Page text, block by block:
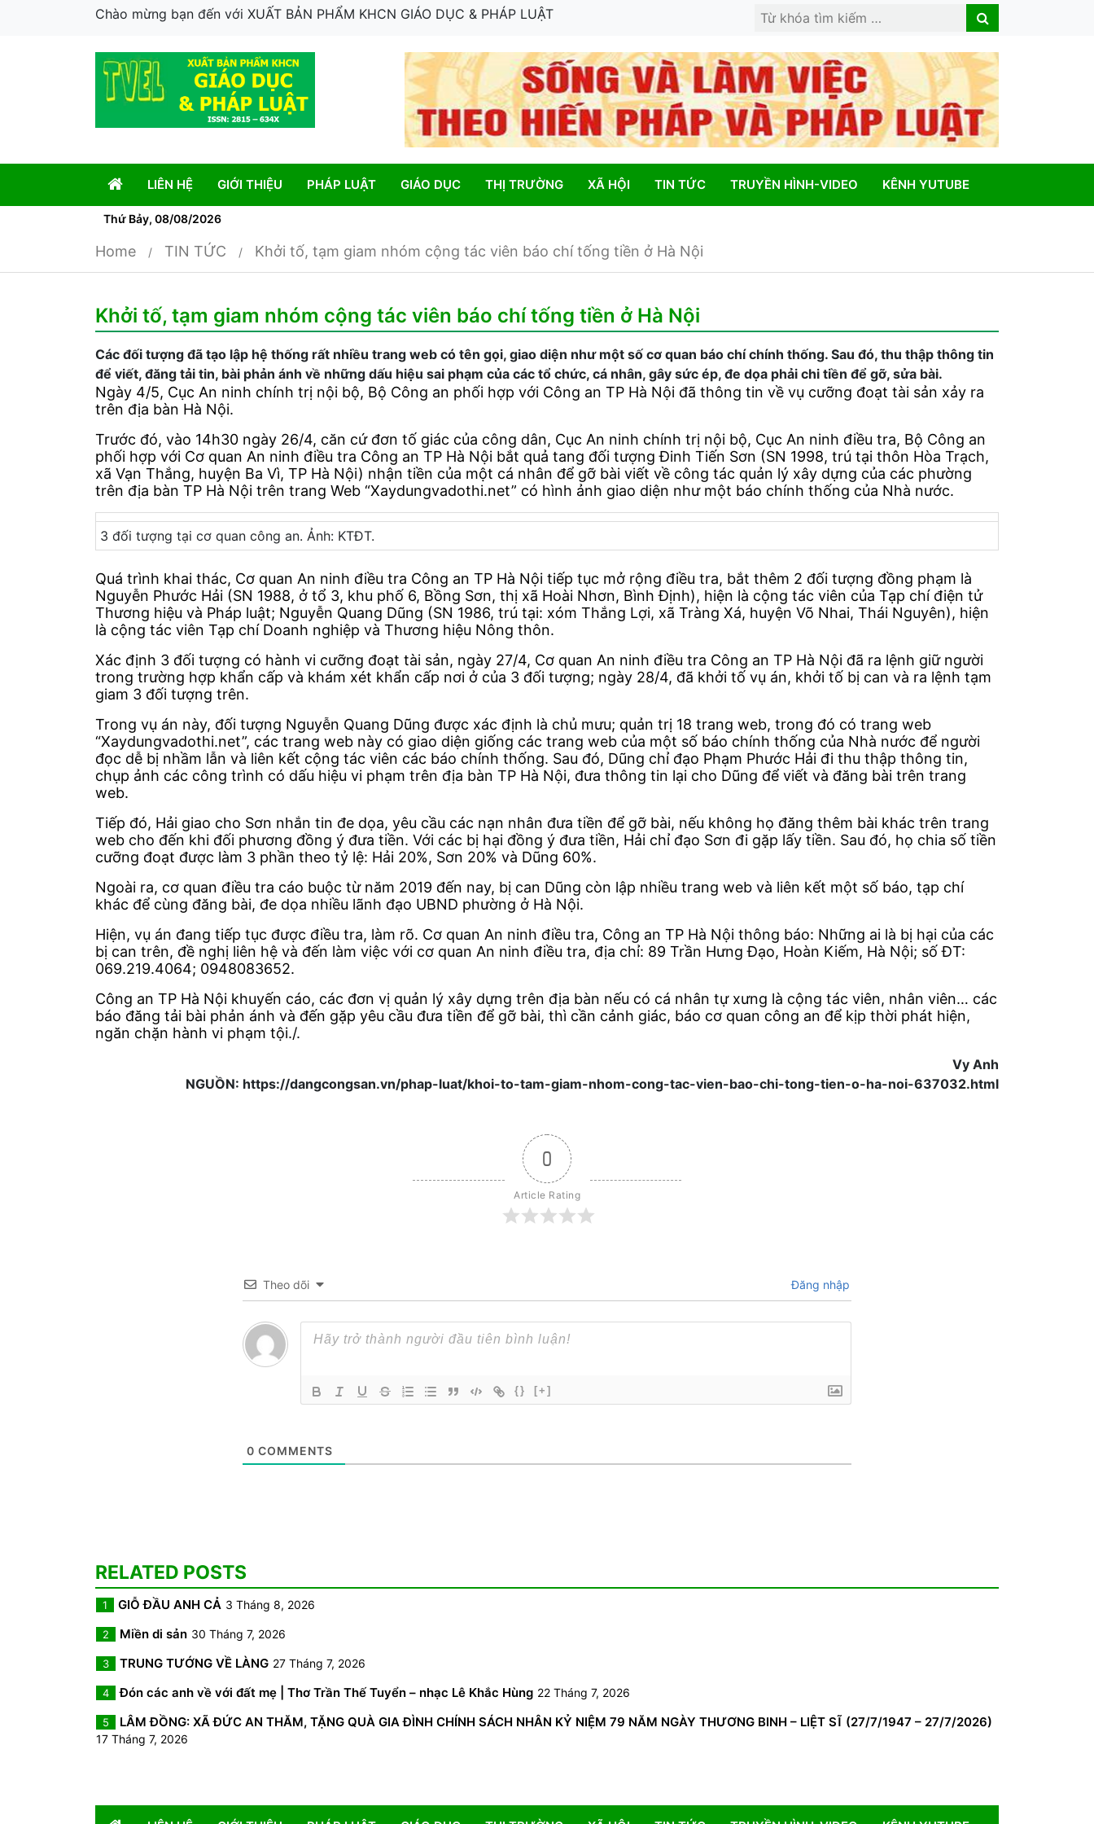
Chào mừng bạn đến với XUẤT BẢN PHẨM KHCN GIÁO DỤC & PHÁP LUẬT
Search
Search
LIÊN HỆ GIỚI THIỆU PHÁP LUẬT GIÁO DỤC THỊ TRƯỜNG XÃ HỘI TIN TỨC TRUYỀN HÌNH-VIDEO KÊNH YUTUBE
Thứ Bảy, 08/08/2026
Home TIN TỨC Khởi tố, tạm giam nhóm cộng tác viên báo chí tống tiền ở Hà Nội
Khởi tố, tạm giam nhóm cộng tác viên báo chí tống tiền ở Hà Nội
Các đối tượng đã tạo lập hệ thống rất nhiều trang web có tên gọi, giao diện như một số cơ quan báo chí chính thống. Sau đó, thu thập thông tin
để viết, đăng tải tin, bài phản ánh về những dấu hiệu sai phạm của các tổ chức, cá nhân, gây sức ép, đe dọa phải chi tiền để gỡ, sửa bài.
Ngày 4/5, Cục An ninh chính trị nội bộ, Bộ Công an phối hợp với Công an TP Hà Nội đã thông tin về vụ cưỡng đoạt tài sản xảy ra
trên địa bàn Hà Nội.
Trước đó, vào 14h30 ngày 26/4, căn cứ đơn tố giác của công dân, Cục An ninh chính trị nội bộ, Cục An ninh điều tra, Bộ Công an
phối hợp với Cơ quan An ninh điều tra Công an TP Hà Nội bắt quả tang đối tượng Đinh Tiến Sơn (SN 1998, trú tại thôn Hòa Trạch,
xã Vạn Thắng, huyện Ba Vì, TP Hà Nội) nhận tiền của một cá nhân để gỡ bài viết về công tác quản lý xây dựng của các phường
trên địa bàn TP Hà Nội trên trang Web “Xaydungvadothi.net” có hình ảnh giao diện như một báo chính thống của Nhà nước.
3 đối tượng tại cơ quan công an. Ảnh: KTĐT.
Quá trình khai thác, Cơ quan An ninh điều tra Công an TP Hà Nội tiếp tục mở rộng điều tra, bắt thêm 2 đối tượng đồng phạm là
Nguyễn Phước Hải (SN 1988, ở tổ 3, khu phố 6, Bồng Sơn, thị xã Hoài Nhơn, Bình Định), hiện là cộng tác viên của Tạp chí điện tử
Thương hiệu và Pháp luật; Nguyễn Quang Dũng (SN 1986, trú tại: xóm Thắng Lợi, xã Tràng Xá, huyện Võ Nhai, Thái Nguyên), hiện
là cộng tác viên Tạp chí Doanh nghiệp và Thương hiệu Nông thôn.
Xác định 3 đối tượng có hành vi cưỡng đoạt tài sản, ngày 27/4, Cơ quan An ninh điều tra Công an TP Hà Nội đã ra lệnh giữ người
trong trường hợp khẩn cấp và khám xét khẩn cấp nơi ở của 3 đối tượng; ngày 28/4, đã khởi tố vụ án, khởi tố bị can và ra lệnh tạm
giam 3 đối tượng trên.
Trong vụ án này, đối tượng Nguyễn Quang Dũng được xác định là chủ mưu; quản trị 18 trang web, trong đó có trang web
“Xaydungvadothi.net”, các trang web này có giao diện giống các trang web của một số báo chính thống của Nhà nước để người
đọc dễ bị nhầm lẫn và liên kết cộng tác viên các báo chính thống. Sau đó, Dũng chỉ đạo Phạm Phước Hải đi thu thập thông tin,
chụp ảnh các công trình có dấu hiệu vi phạm trên địa bàn TP Hà Nội, đưa thông tin lại cho Dũng để viết và đăng bài trên trang
web.
Tiếp đó, Hải giao cho Sơn nhắn tin đe dọa, yêu cầu các nạn nhân đưa tiền để gỡ bài, nếu không họ đăng thêm bài khác trên trang
web cho đến khi đối phương đồng ý đưa tiền. Với các bị hại đồng ý đưa tiền, Hải chỉ đạo Sơn đi gặp lấy tiền. Sau đó, họ chia số tiền
cưỡng đoạt được làm 3 phần theo tỷ lệ: Hải 20%, Sơn 20% và Dũng 60%.
Ngoài ra, cơ quan điều tra cáo buộc từ năm 2019 đến nay, bị can Dũng còn lập nhiều trang web và liên kết một số báo, tạp chí
khác để cùng đăng bài, đe dọa nhiều lãnh đạo UBND phường ở Hà Nội.
Hiện, vụ án đang tiếp tục được điều tra, làm rõ. Cơ quan An ninh điều tra, Công an TP Hà Nội thông báo: Những ai là bị hại của các
bị can trên, đề nghị liên hệ và đến làm việc với cơ quan An ninh điều tra, địa chỉ: 89 Trần Hưng Đạo, Hoàn Kiếm, Hà Nội; số ĐT:
069.219.4064; 0948083652.
Công an TP Hà Nội khuyến cáo, các đơn vị quản lý xây dựng trên địa bàn nếu có cá nhân tự xưng là cộng tác viên, nhân viên… các
báo đăng tải bài phản ánh và đến gặp yêu cầu đưa tiền để gỡ bài, thì cần cảnh giác, báo cơ quan công an để kịp thời phát hiện,
ngăn chặn hành vi phạm tội./.
Vy Anh
NGUỒN: https://dangcongsan.vn/phap-luat/khoi-to-tam-giam-nhom-cong-tac-vien-bao-chi-tong-tien-o-ha-noi-637032.html
0
Article Rating
Theo dõi Đăng nhập
{} [+]
0 COMMENTS
RELATED POSTS
1 GIỖ ĐẦU ANH CẢ 3 Tháng 8, 2026
2 Miền di sản 30 Tháng 7, 2026
3 TRUNG TƯỚNG VỀ LÀNG 27 Tháng 7, 2026
4 Đón các anh về với đất mẹ | Thơ Trần Thế Tuyển – nhạc Lê Khắc Hùng 22 Tháng 7, 2026
5 LÂM ĐỒNG: XÃ ĐỨC AN THĂM, TẶNG QUÀ GIA ĐÌNH CHÍNH SÁCH NHÂN KỶ NIỆM 79 NĂM NGÀY THƯƠNG BINH – LIỆT SĨ (27/7/1947 – 27/7/2026)
17 Tháng 7, 2026